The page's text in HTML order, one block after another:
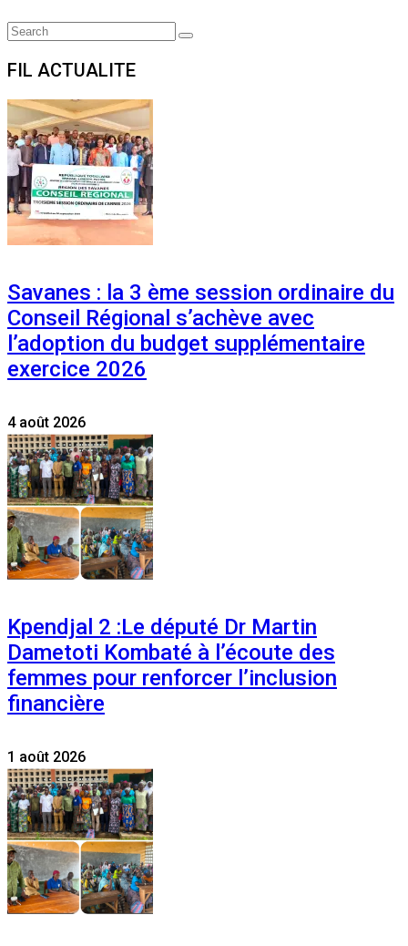
Search
Search
FIL ACTUALITE
Savanes : la 3 ème session ordinaire du
Conseil Régional s’achève avec
l’adoption du budget supplémentaire
exercice 2026
4 août 2026
Kpendjal 2 :Le député Dr Martin
Dametoti Kombaté à l’écoute des
femmes pour renforcer l’inclusion
financière
1 août 2026